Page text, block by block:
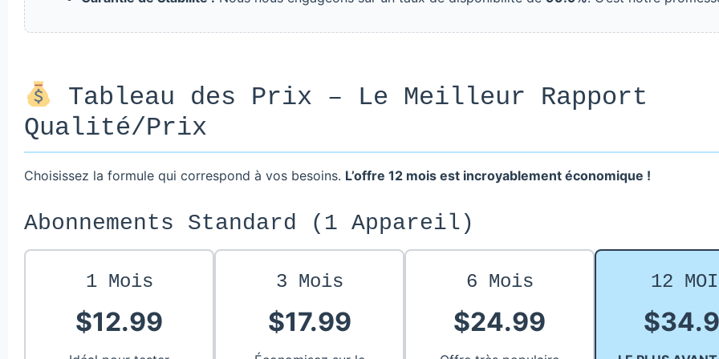
Tableau des Prix – Le Meilleur Rapport
Qualité/Prix
Choisissez la formule qui correspond à vos besoins. L’offre 12 mois est incroyablement économique !
Abonnements Standard (1 Appareil)
1 Mois
$12.99
3 Mois
$17.99
6 Mois
$24.99
12